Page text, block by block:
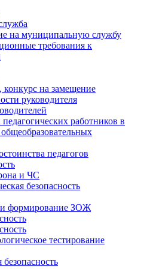
на муниципальную службу
требования к
конкурс на замещение
руководителя
работников в
педагогов
и ЧС
безопасность
и формирование ЗОЖ
тестирование